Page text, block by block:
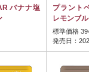
バナナ塩
プラント
レモンブ
標準価格
発売日：